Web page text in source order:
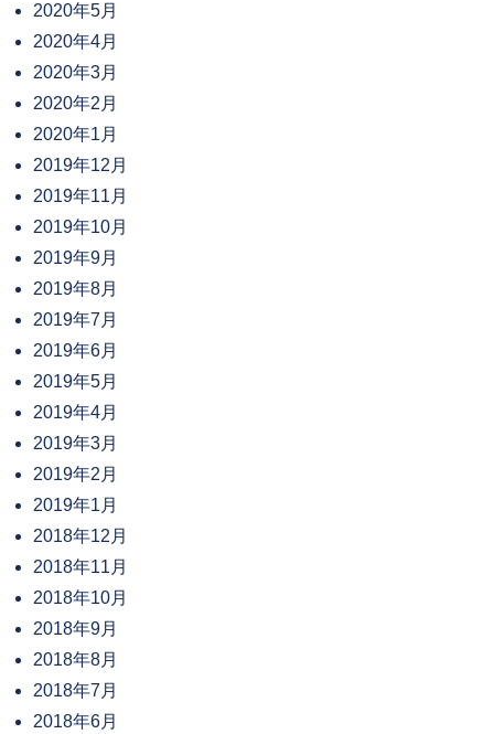
2020年5月
2020年4月
2020年3月
2020年2月
2020年1月
2019年12月
2019年11月
2019年10月
2019年9月
2019年8月
2019年7月
2019年6月
2019年5月
2019年4月
2019年3月
2019年2月
2019年1月
2018年12月
2018年11月
2018年10月
2018年9月
2018年8月
2018年7月
2018年6月